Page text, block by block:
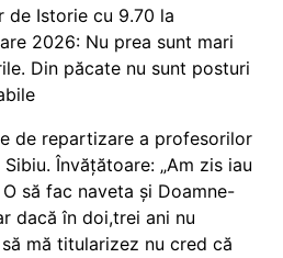
de Istorie cu 9.70 la
2026: Nu prea sunt mari
Din păcate nu sunt posturi
de repartizare a profesorilor
Învățătoare: „Am zis iau
să fac naveta și Doamne-
dacă în doi,trei ani nu
mă titularizez nu cred că